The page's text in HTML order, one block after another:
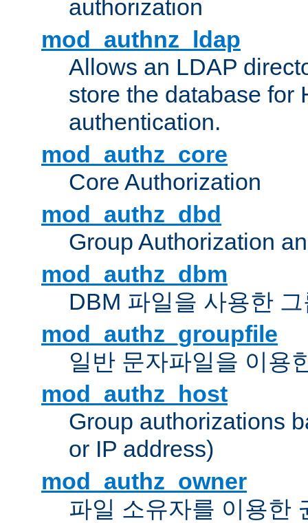
authorization
mod_authnz_ldap
Allows an LDAP
store the database for
authentication.
mod_authz_core
Core Authorization
mod_authz_dbd
Group Authorization
mod_authz_dbm
DBM 파일을 사용한
mod_authz_groupfile
일반 문자파일을 이용
mod_authz_host
Group authorizations
or IP address)
mod_authz_owner
파일 소유자를 이용한